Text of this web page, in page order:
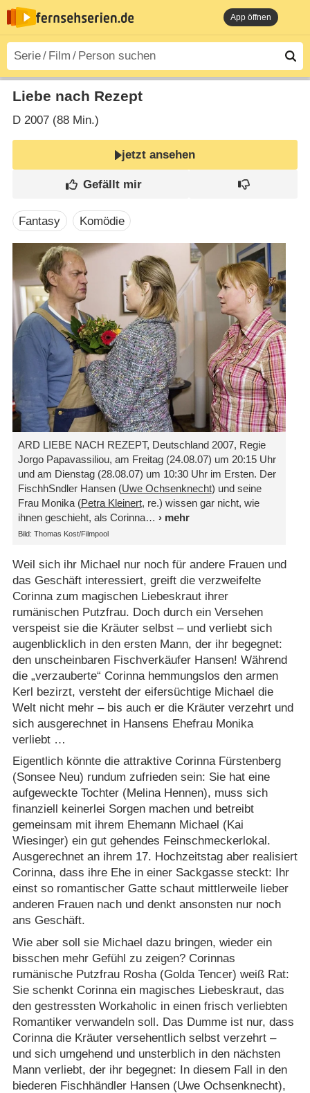
App öffnen
Liebe nach Rezept
D2007 (88 Min.)
jetzt ansehen
Fantasy Komödie
ARD LIEBE NACH REZEPT, Deutschland 2007, Regie
Jorgo Papavassiliou, am Freitag (24.08.07) um 20:15 Uhr
und am Dienstag (28.08.07) um 10:30 Uhr im Ersten. Der
FischhSndler Hansen (Uwe Ochsenknecht) und seine
Frau Monika (Petra Kleinert, re.) wissen gar nicht, wie
ihnen geschieht, als Corinna
Bild: Thomas Kost/​Filmpool
Weil sich ihr Michael nur noch für andere Frauen und
das Geschäft interessiert, greift die verzweifelte
Corinna zum magischen Liebeskraut ihrer
rumänischen Putzfrau. Doch durch ein Versehen
verspeist sie die Kräuter selbst – und verliebt sich
augenblicklich in den ersten Mann, der ihr begegnet:
den unscheinbaren Fischverkäufer Hansen! Während
die „verzauberte“ Corinna hemmungslos den armen
Kerl bezirzt, versteht der eifersüchtige Michael die
Welt nicht mehr – bis auch er die Kräuter verzehrt und
sich ausgerechnet in Hansens Ehefrau Monika
verliebt …
Eigentlich könnte die attraktive Corinna Fürstenberg
(Sonsee Neu) rundum zufrieden sein: Sie hat eine
aufgeweckte Tochter (Melina Hennen), muss sich
finanziell keinerlei Sorgen machen und betreibt
gemeinsam mit ihrem Ehemann Michael (Kai
Wiesinger) ein gut gehendes Feinschmeckerlokal.
Ausgerechnet an ihrem 17. Hochzeitstag aber realisiert
Corinna, dass ihre Ehe in einer Sackgasse steckt: Ihr
einst so romantischer Gatte schaut mittlerweile lieber
anderen Frauen nach und denkt ansonsten nur noch
ans Geschäft.
Wie aber soll sie Michael dazu bringen, wieder ein
bisschen mehr Gefühl zu zeigen? Corinnas
rumänische Putzfrau Rosha (Golda Tencer) weiß Rat:
Sie schenkt Corinna ein magisches Liebeskraut, das
den gestressten Workaholic in einen frisch verliebten
Romantiker verwandeln soll. Das Dumme ist nur, dass
Corinna die Kräuter versehentlich selbst verzehrt –
und sich umgehend und unsterblich in den nächsten
Mann verliebt, der ihr begegnet: In diesem Fall in den
biederen Fischhändler Hansen (Uwe Ochsenknecht),